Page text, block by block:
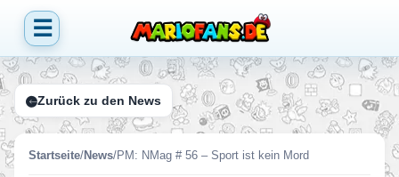
☰
Zurück zu den News
Startseite/News/PM: NMag # 56 – Sport ist kein Mord